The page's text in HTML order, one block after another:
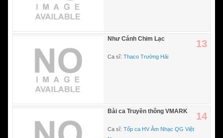
Như Cánh Chim Lạc 13
Ca sĩ: Thaco Trường Hải
Bài ca Truyền thông VMARK 14
Ca sĩ: Tốp ca HV Âm Nhạc QG Việt